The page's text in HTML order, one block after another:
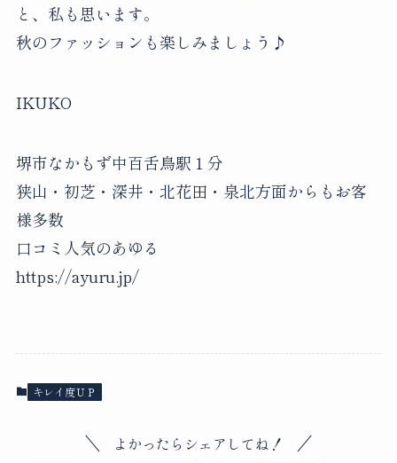
と、私も思います。
秋のファッションも楽しみましょう♪
IKUKO
堺市なかもず中百舌鳥駅１分
狭山・初芝・深井・北花田・泉北方面からもお客
様多数
口コミ人気のあゆる
https://ayuru.jp/
キレイ度ＵＰ
よかったらシェアしてね！